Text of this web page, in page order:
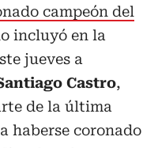
campeón del
incluyó en la
jueves a
Castro,
de la última
haberse coronado